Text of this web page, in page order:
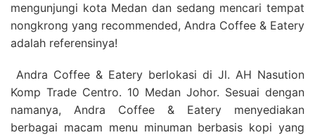
mengunjungi kota Medan dan sedang mencari tempat
nongkrong yang recommended, Andra Coffee & Eatery
adalah referensinya!
Andra Coffee & Eatery berlokasi di Jl. AH Nasution
Komp Trade Centro. 10 Medan Johor. Sesuai dengan
namanya, Andra Coffee & Eatery menyediakan
berbagai macam menu minuman berbasis kopi yang